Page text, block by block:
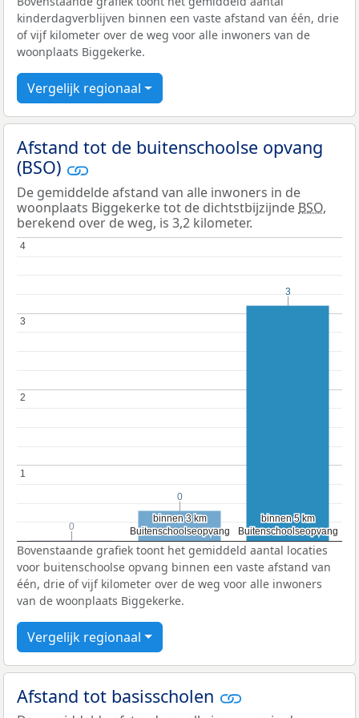
kinderdagverblijven binnen een vaste afstand van één, drie
of vijf kilometer over de weg voor alle inwoners van de
woonplaats Biggekerke.
Vergelijk regionaal
Afstand tot de buitenschoolse opvang
(BSO)
De gemiddelde afstand van alle inwoners in de
woonplaats Biggekerke tot de dichtstbijzijnde BSO,
berekend over de weg, is 3,2 kilometer.
Buitenschoolseopvang
Buitenschoolseopvang
binnen 3 km
binnen 3 km
Buitenschoolseopvang
Buitenschoolseopvang
binnen 5 km
binnen 5 km
11
2
2
3
3
4
4
0
0
0
0
3
3
Bovenstaande grafiek toont het gemiddeld aantal locaties
voor buitenschoolse opvang binnen een vaste afstand van
één, drie of vijf kilometer over de weg voor alle inwoners
van de woonplaats Biggekerke.
Vergelijk regionaal
Afstand tot basisscholen